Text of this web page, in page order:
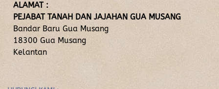
ALAMAT :
PEJABAT TANAH DAN JAJAHAN GUA MUSANG
Bandar Baru Gua Musang
18300 Gua Musang
Kelantan